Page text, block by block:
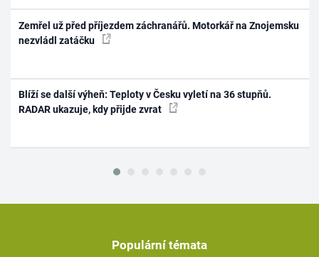
Zemřel už před příjezdem záchranářů. Motorkář na Znojemsku
nezvládl zatáčku
Blíží se další výheň: Teploty v Česku vyletí na 36 stupňů.
RADAR ukazuje, kdy přijde zvrat
Populární témata